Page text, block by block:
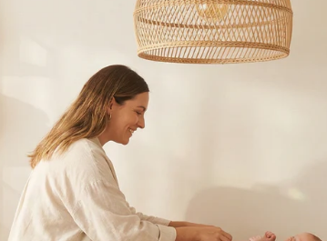
werden sicher verarbeitet. Wir speichern keine